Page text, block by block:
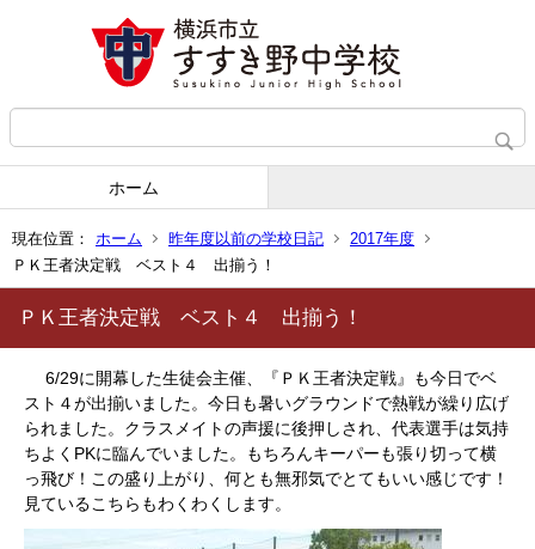
ホーム
現在位置： ホーム 昨年度以前の学校日記
2017年度
ＰＫ王者決定戦 ベスト４ 出揃う！
ＰＫ王者決定戦 ベスト４ 出揃う！
6/29に開幕した生徒会主催、『ＰＫ王者決定戦』も今日でベ
スト４が出揃いました。今日も暑いグラウンドで熱戦が繰り広げ
られました。クラスメイトの声援に後押しされ、代表選手は気持
ちよくPKに臨んでいました。もちろんキーパーも張り切って横
っ飛び！この盛り上がり、何とも無邪気でとてもいい感じです！
見ているこちらもわくわくします。